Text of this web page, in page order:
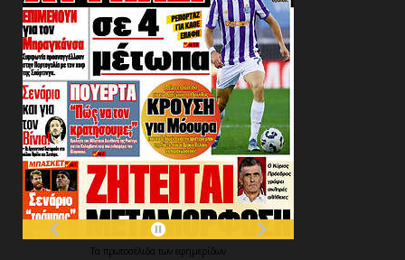
Τα πρωτοσέλιδα των εφημερίδων